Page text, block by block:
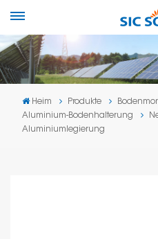
Heim Produkte
Aluminium-Bodenhalterung
Aluminiumlegierung